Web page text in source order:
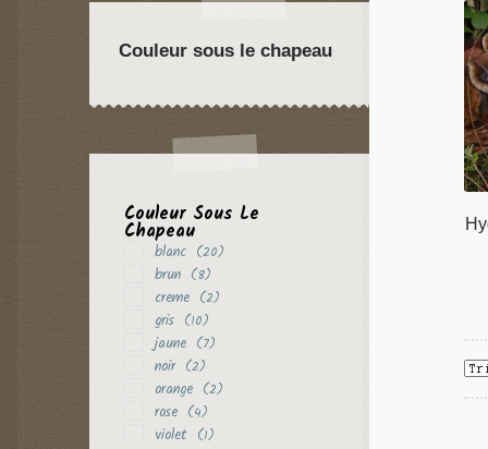
Couleur sous le chapeau
Couleur Sous Le
Chapeau
blanc (20)
brun (8)
creme (2)
gris (10)
jaune (7)
noir (2)
orange (2)
rose (4)
violet (1)